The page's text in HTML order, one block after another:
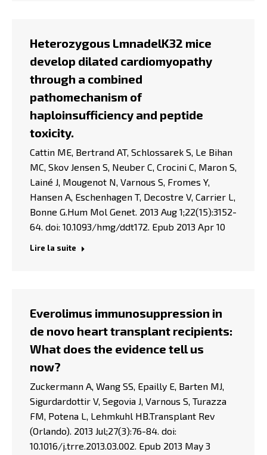
Heterozygous LmnadelK32 mice
develop dilated cardiomyopathy
through a combined
pathomechanism of
haploinsufficiency and peptide
toxicity.
Cattin ME, Bertrand AT, Schlossarek S, Le Bihan
MC, Skov Jensen S, Neuber C, Crocini C, Maron S,
Lainé J, Mougenot N, Varnous S, Fromes Y,
Hansen A, Eschenhagen T, Decostre V, Carrier L,
Bonne G.Hum Mol Genet. 2013 Aug 1;22(15):3152-
64. doi: 10.1093/hmg/ddt172. Epub 2013 Apr 10
Lire la suite
Everolimus immunosuppression in
de novo heart transplant recipients:
What does the evidence tell us
now?
Zuckermann A, Wang SS, Epailly E, Barten MJ,
Sigurdardottir V, Segovia J, Varnous S, Turazza
FM, Potena L, Lehmkuhl HB.Transplant Rev
(Orlando). 2013 Jul;27(3):76-84. doi:
10.1016/j.trre.2013.03.002. Epub 2013 May 3